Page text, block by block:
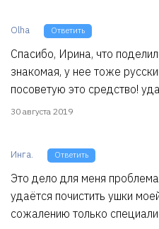
Olha Ответить
Спасибо, Ирина, что
знакомая, у нее тоже
посоветую это средство!
30 августа 2019
Инга. Ответить
Это дело для меня
удаётся почистить ушки
сожалению только